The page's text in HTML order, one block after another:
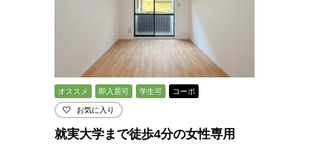
オススメ 即入居可 学生可 コーポ
お気に入り
就実大学まで徒歩4分の女性専用